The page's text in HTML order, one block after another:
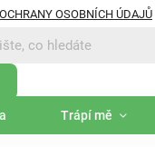
OSOBNÍCH ÚDAJŮ
Trápí mě